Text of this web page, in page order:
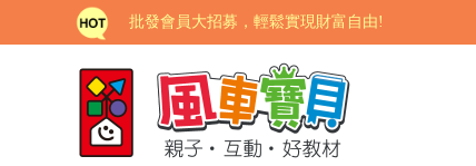
批發會員大招募，輕鬆實現財富自由!
如需更改或重開發票 需在訂單成立三天內通知客
老師您好!!幼教會員火熱招募中~
海外購物免煩惱！點我查看『海外購物流程說明』